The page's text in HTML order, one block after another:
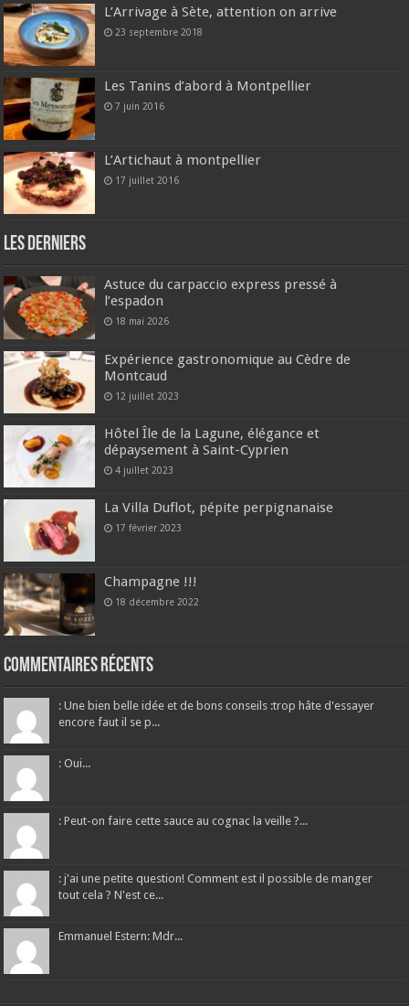
L’Arrivage à Sète, attention on arrive
23 septembre 2018
Les Tanins d’abord à Montpellier
7 juin 2016
L’Artichaut à montpellier
17 juillet 2016
Les derniers
Astuce du carpaccio express pressé à
l’espadon
18 mai 2026
Expérience gastronomique au Cèdre de
Montcaud
12 juillet 2023
Hôtel Île de la Lagune, élégance et
dépaysement à Saint-Cyprien
4 juillet 2023
La Villa Duflot, pépite perpignanaise
17 février 2023
Champagne !!!
18 décembre 2022
Commentaires récents
: Une bien belle idée et de bons conseils :trop hâte d'essayer
encore faut il se p...
: Oui...
: Peut-on faire cette sauce au cognac la veille ?...
: j'ai une petite question! Comment est il possible de manger
tout cela ? N'est ce...
Emmanuel Estern: Mdr...